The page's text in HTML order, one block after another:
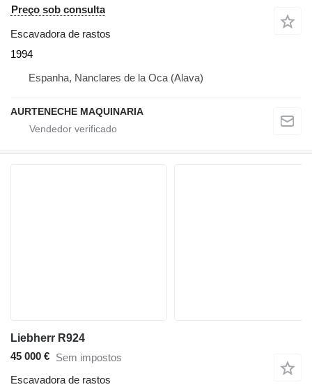
Preço sob consulta
Escavadora de rastos
1994
Espanha, Nanclares de la Oca (Alava)
AURTENECHE MAQUINARIA
Liebherr R924
45 000 € Sem impostos
Escavadora de rastos